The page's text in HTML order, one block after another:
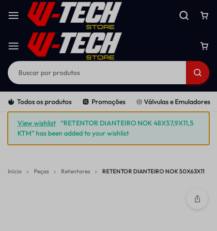
Todos os produtos Promoções 𑁍 Válvulas e Emuladores
View wishlist “RETENTOR DIANTEIRO NOK 48X57,9X11,5
KTM” has been added to your wishlist
Início Peças Retentores RETENTOR DIANTEIRO NOK 50X63X11